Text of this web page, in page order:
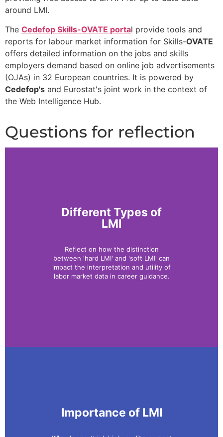
around LMI.
The Cedefop Skills-OVATE portal provide tools and
reports for labour market information for Skills-OVATE
offers detailed information on the jobs and skills
employers demand based on online job advertisements
(OJAs) in 32 European countries. It is powered by
Cedefop's and Eurostat's joint work in the context of
the Web Intelligence Hub.
Questions for reflection
Different Types of
LMI
Reflect on how the distinction
between 'hard LMI' and 'soft LMI' can
impact the interpretation and utility of
labor market data in career guidance.
Importance of LMI